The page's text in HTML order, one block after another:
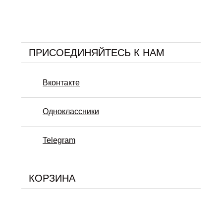
ПРИСОЕДИНЯЙТЕСЬ К НАМ
Вконтакте
Одноклассники
Telegram
КОРЗИНА